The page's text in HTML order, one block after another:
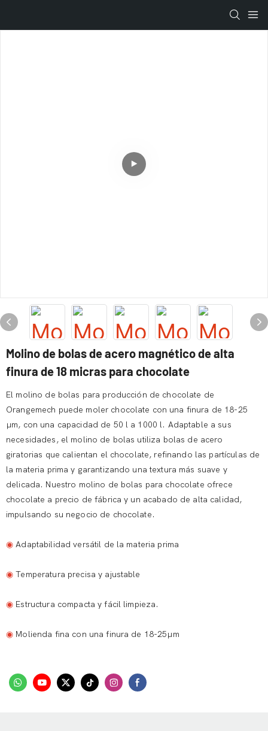
Molino de bolas de acero magnético de alta
finura de 18 micras para chocolate
El molino de bolas para producción de chocolate de
Orangemech puede moler chocolate con una finura de 18-25
µm, con una capacidad de 50 l a 1000 l. Adaptable a sus
necesidades, el molino de bolas utiliza bolas de acero
giratorias que calientan el chocolate, refinando las partículas de
la materia prima y garantizando una textura más suave y
delicada. Nuestro molino de bolas para chocolate ofrece
chocolate a precio de fábrica y un acabado de alta calidad,
impulsando su negocio de chocolate.
◉Adaptabilidad versátil de la materia prima
◉ Temperatura precisa y ajustable
◉ Estructura compacta y fácil limpieza.
◉ Molienda fina con una finura de 18-25µm